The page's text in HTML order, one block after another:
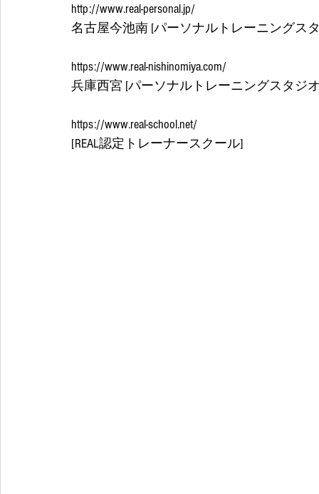
http://www.real-personal.jp/
名古屋今池南 [パーソナルトレーニングスタ
https://www.real-nishinomiya.com/
兵庫西宮 [パーソナルトレーニングスタジオ
https://www.real-school.net/
[REAL認定トレーナースクール]